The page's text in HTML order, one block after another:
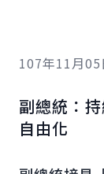
107年11月05
副總統：
自由化